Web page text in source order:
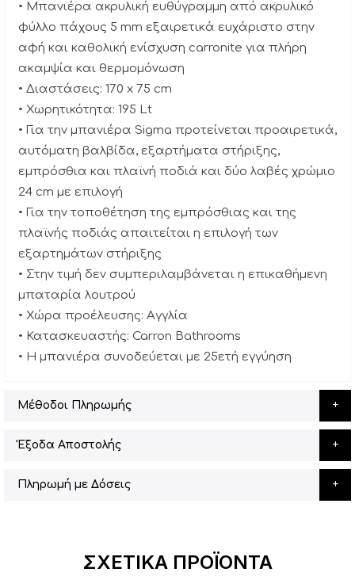
• Μπανιέρα ακρυλική ευθύγραμμη από ακρυλικό
φύλλο πάχους 5 mm εξαιρετικά ευχάριστο στην
αφή και καθολική ενίσχυση carronite για πλήρη
ακαμψία και θερμομόνωση
• Διαστάσεις: 170 x 75 cm
• Χωρητικότητα: 195 Lt
• Για την μπανιέρα Sigma προτείνεται προαιρετικά,
αυτόματη βαλβίδα, εξαρτήματα στήριξης,
εμπρόσθια και πλαϊνή ποδιά και δύο λαβές χρώμιο
24 cm με επιλογή
• Για την τοποθέτηση της εμπρόσθιας και της
πλαϊνής ποδιάς απαιτείται η επιλογή των
εξαρτημάτων στήριξης
• Στην τιμή δεν συμπεριλαμβάνεται η επικαθήμενη
μπαταρία λουτρού
• Χώρα προέλευσης: Αγγλία
• Κατασκευαστής: Carron Bathrooms
• Η μπανιέρα συνοδεύεται με 25ετή εγγύηση
Μέθοδοι Πληρωμής
Έξοδα Αποστολής
Πληρωμή με Δόσεις
ΣΧΕΤΙΚΆ ΠΡΟΪΌΝΤΑ